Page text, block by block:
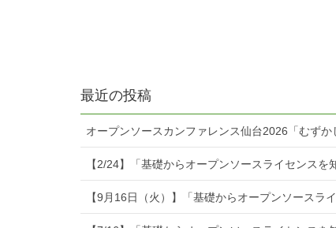
最近の投稿
オープンソースカンファレンス仙台2026「むず
【2/24】「基礎からオープンソースライセンス
【9月16日（火）】「基礎からオープンソースラ